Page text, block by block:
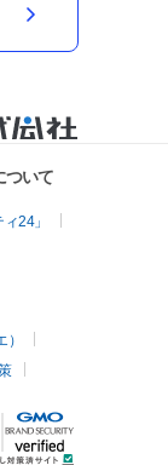
ついて
24」